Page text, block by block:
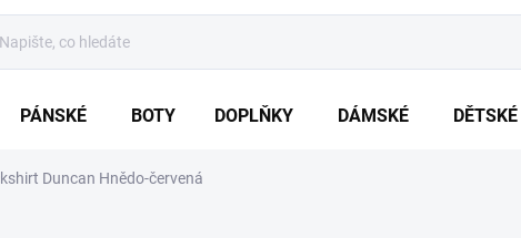
PÁNSKÉ BOTY DOPLŇKY DÁMSKÉ DĚTSKÉ
Duncan Hnědo-červená